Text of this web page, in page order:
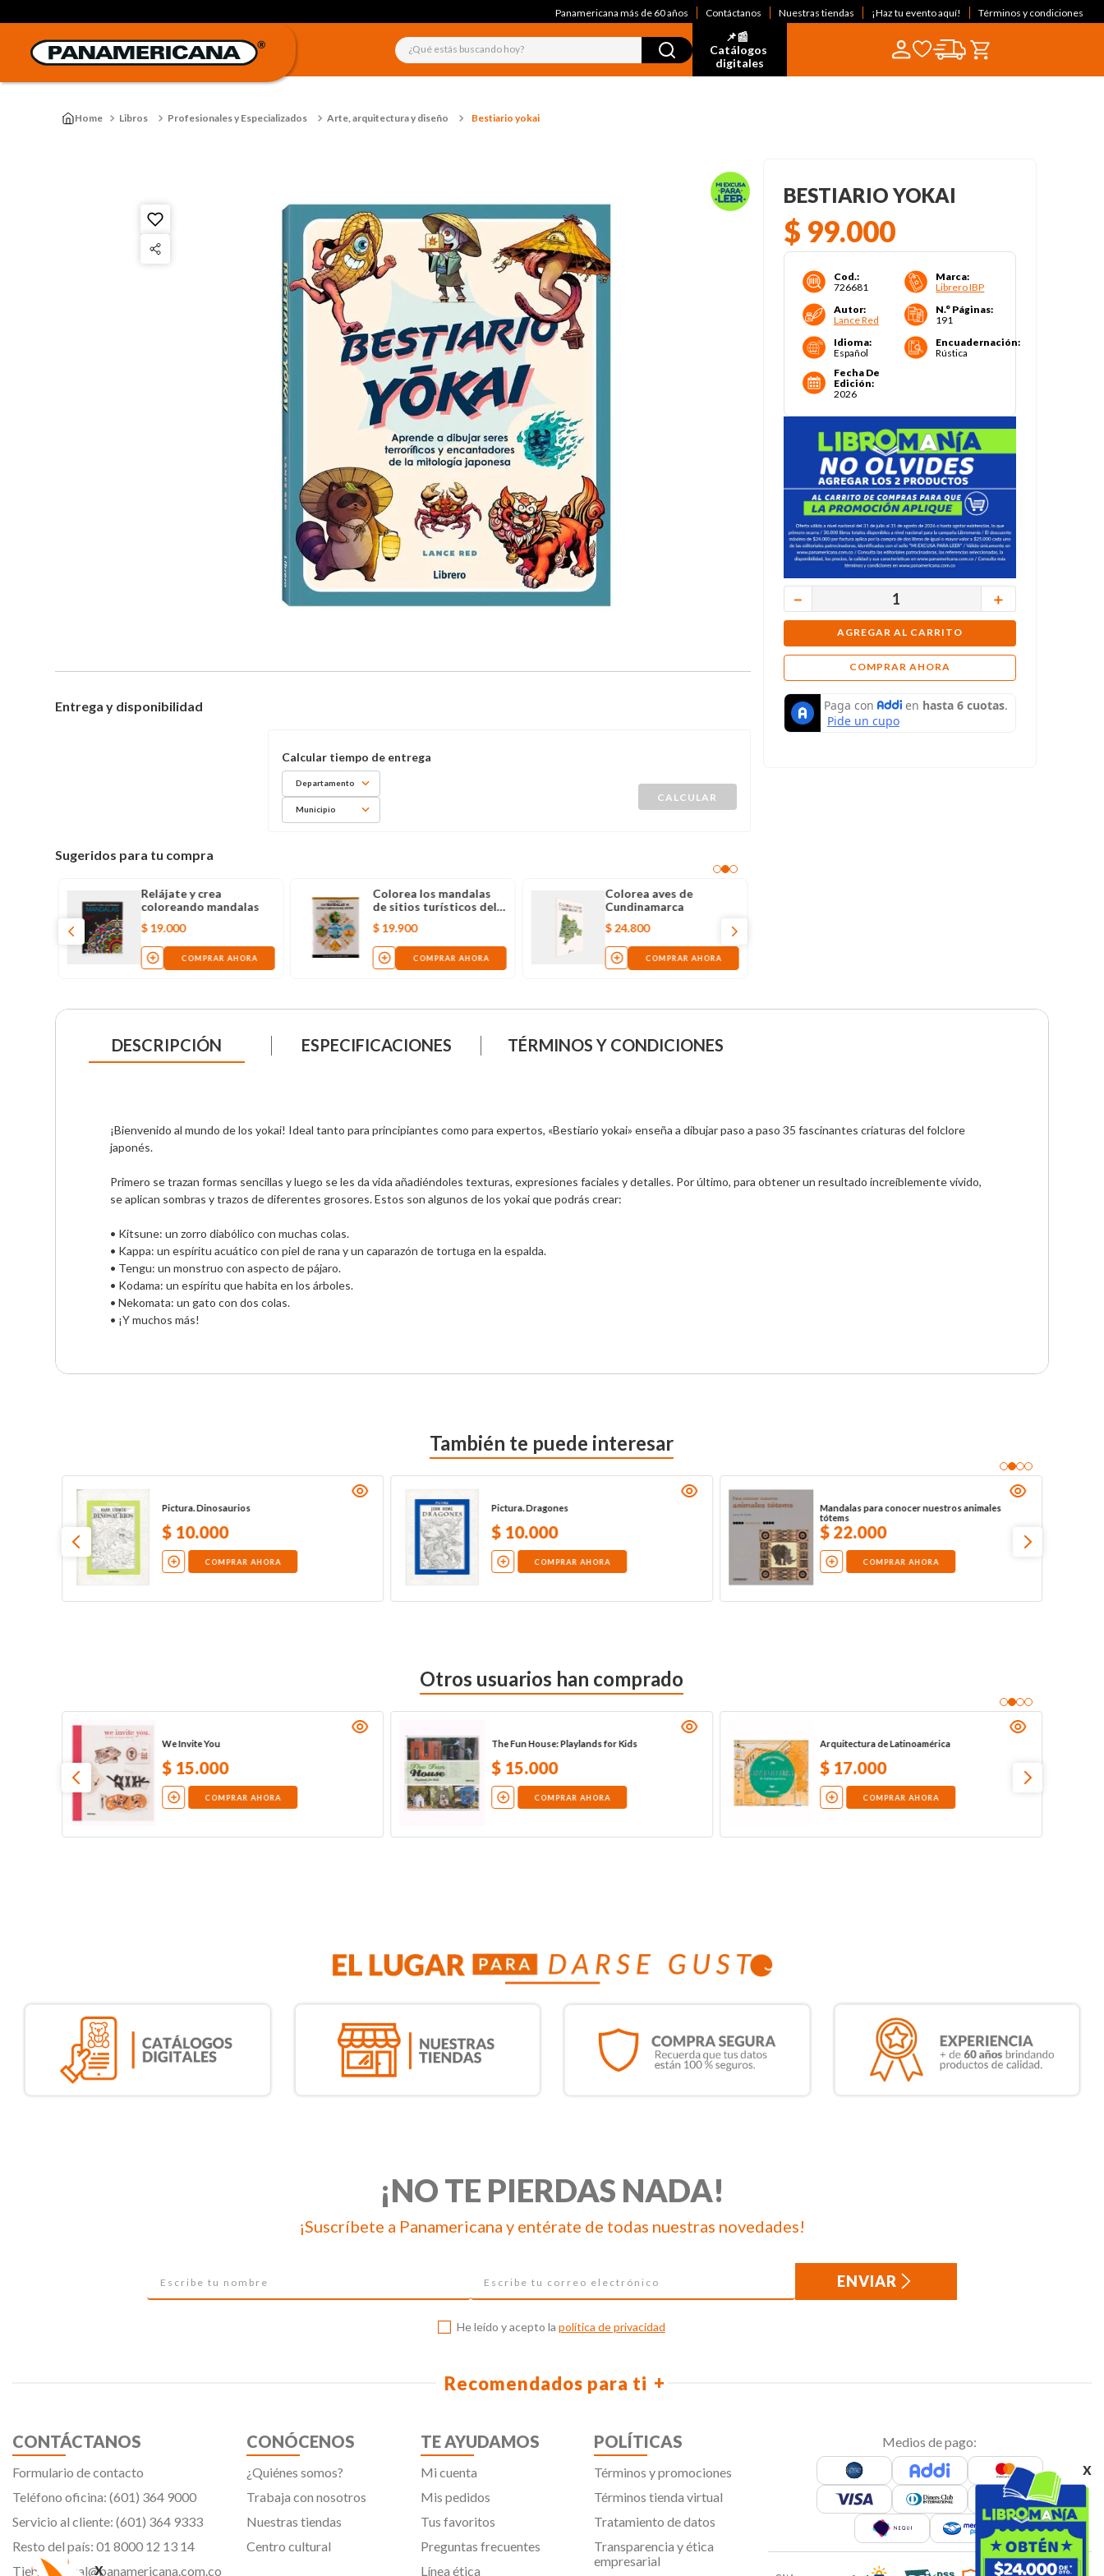
x
x
Panamericana más de 60 años Contáctanos Nuestras tiendas ¡Haz tu evento aquí! Términos y condiciones
¿Qué estás buscando hoy?
📌📰
Catálogos
digitales
Libros Profesionales y Especializados Arte, arquitectura y diseño Bestiario yokai
Entrega y disponibilidad
Departamento
Municipio
Sugeridos para tu compra
Relájate y crea
coloreando mandalas
$19.000
COMPRAR AHORA
Colorea los mandalas
de sitios turísticos del
mundo
$19.900
COMPRAR AHORA
Colorea aves de
Cundinamarca
$ 24.800
COMPRAR AHORA
BESTIARIO YOKAI
$ 99.000
Cod.:
726681
Marca:
Librero IBP
Autor:
Lance Red
N.° Páginas:
191
Idioma:
Español
Encuadernación:
Rústica
Fecha De
Edición:
2026
＋
－
AGREGAR AL CARRITO
COMPRAR AHORA
DESCRIPCIÓN ESPECIFICACIONES TÉRMINOS Y CONDICIONES
¡Bienvenido al mundo de los yokai! Ideal tanto para principiantes como para expertos, «Bestiario yokai» enseña a dibujar paso a paso 35 fascinantes criaturas del folclore
japonés.
Primero se trazan formas sencillas y luego se les da vida añadiéndoles texturas, expresiones faciales y detalles. Por último, para obtener un resultado increíblemente vívido,
se aplican sombras y trazos de diferentes grosores. Estos son algunos de los yokai que podrás crear:
• Kitsune: un zorro diabólico con muchas colas.
• Kappa: un espíritu acuático con piel de rana y un caparazón de tortuga en la espalda.
• Tengu: un monstruo con aspecto de pájaro.
• Kodama: un espíritu que habita en los árboles.
• Nekomata: un gato con dos colas.
• ¡Y muchos más!
También te puede interesar
Pictura. Dinosaurios
$ 10.000
COMPRAR AHORA
Pictura. Dragones
$ 10.000
COMPRAR AHORA
Mandalas para conocer nuestros animales
tótems
$ 22.000
COMPRAR AHORA
Otros usuarios han comprado
We Invite You
$ 15.000
COMPRAR AHORA
The Fun House: Playlands for Kids
$ 15.000
COMPRAR AHORA
Arquitectura de Latinoamérica
$ 17.000
COMPRAR AHORA
¡NO TE PIERDAS NADA!
¡Suscríbete a Panamericana y entérate de todas nuestras novedades!
ENVIAR
He leído y acepto la política de privacidad
Recomendados para ti
CONTÁCTANOS
Formulario de contacto
Teléfono oficina: (601) 364 9000
Servicio al cliente: (601) 364 9333
Resto del país: 01 8000 12 13 14
Tiendavirtual@panamericana.com.co
CONÓCENOS
¿Quiénes somos?
Trabaja con nosotros
Nuestras tiendas
Centro cultural
TE AYUDAMOS
Mi cuenta
Mis pedidos
Tus favoritos
Preguntas frecuentes
Línea ética
POLÍTICAS
Términos y promociones
Términos tienda virtual
Tratamiento de datos
Transparencia y ética
empresarial
Medios de pago: